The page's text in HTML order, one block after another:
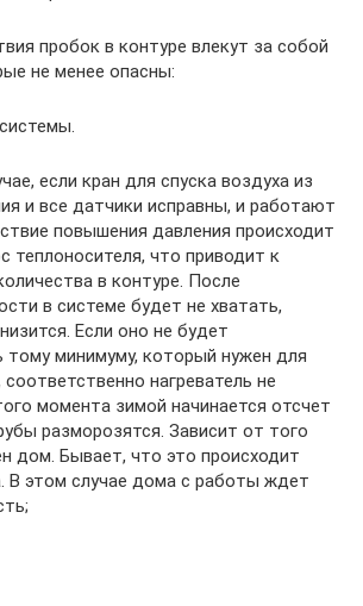
пробок в контуре влекут за собой
не менее опасны:
если кран для спуска воздуха из
и все датчики исправны, и работают
повышения давления происходит
теплоносителя, что приводит к
в контуре. После
в системе будет не хватать,
Если оно не будет
тому минимуму, который нужен для
нагреватель не
момента зимой начинается отсчет
разморозятся. Зависит от того
дом. Бывает, что это происходит
В этом случае дома с работы ждет